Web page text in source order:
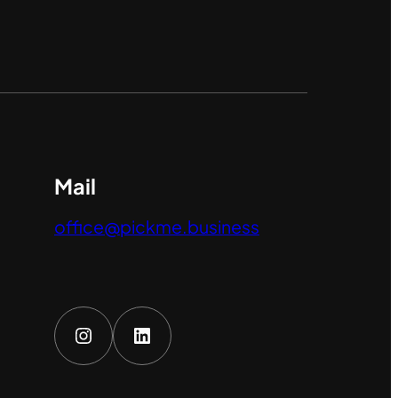
Mail
office@pickme.business
Instagram LinkedIn